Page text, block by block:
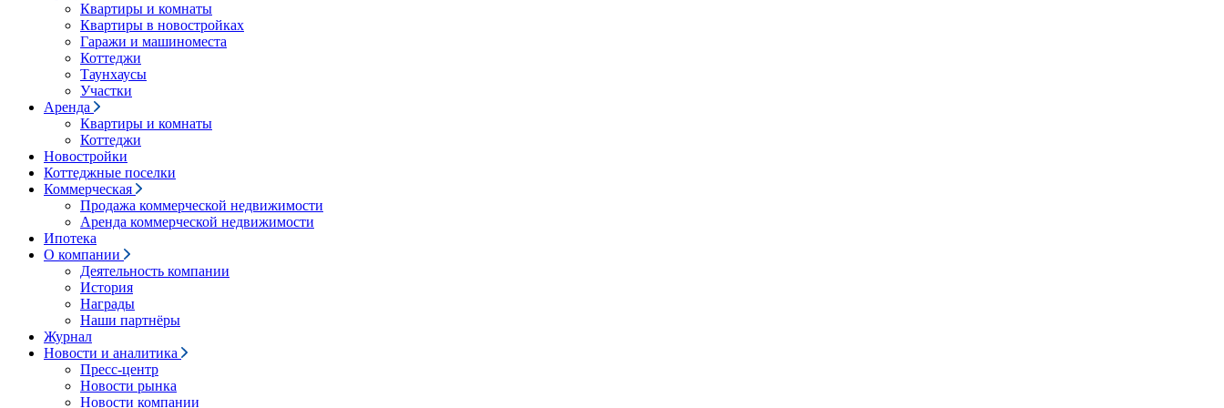
Квартиры и комнаты
Квартиры в новостройках
Гаражи и машиноместа
Коттеджи
Таунхаусы
Участки
Аренда
Квартиры и комнаты
Коттеджи
Новостройки
Коттеджные поселки
Коммерческая
Продажа коммерческой недвижимости
Аренда коммерческой недвижимости
Ипотека
О компании
Деятельность компании
История
Награды
Наши партнёры
Журнал
Новости и аналитика
Пресс-центр
Новости рынка
Новости компании